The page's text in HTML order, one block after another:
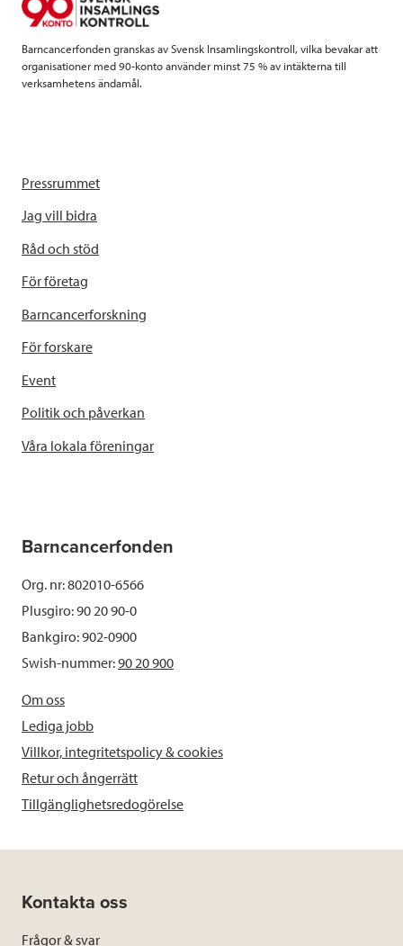
k
Barncancerfonden granskas av Svensk Insamlingskontroll, vilka bevakar att
organisationer med 90-konto använder minst 75 % av intäkterna till
verksamhetens ändamål.
Pressrummet
Jag vill bidra
Råd och stöd
För företag
Barncancerforskning
För forskare
Event
Politik och påverkan
Våra lokala föreningar
Barncancerfonden
Org. nr: 802010-6566
Plusgiro: 90 20 90-0
Bankgiro: 902-0900
Swish-nummer:90 20 900
Om oss
Lediga jobb
Villkor, integritetspolicy & cookies
Retur och ångerrätt
Tillgänglighetsredogörelse
Kontakta oss
Frågor & svar